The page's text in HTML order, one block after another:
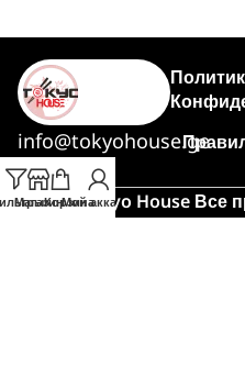
info@tokyohouse.ge
© Tokyo House Все
МагазинКорзина
Мой аккаунт